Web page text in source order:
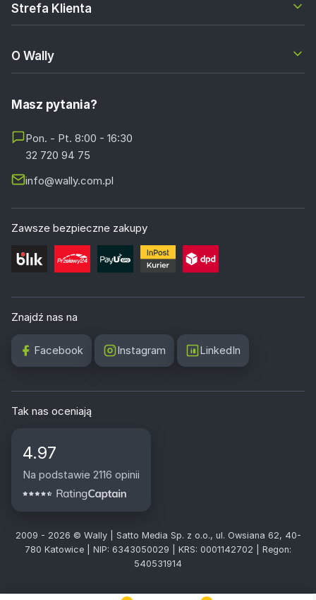
Strefa Klienta
O Wally
Masz pytania?
Pon. - Pt. 8:00 - 16:30
32 720 94 75
info@wally.com.pl
Zawsze bezpieczne zakupy
Znajdź nas na
Facebook Instagram LinkedIn
Tak nas oceniają
4.97
Na podstawie 2116 opinii
2009 - 2026 © Wally | Satto Media Sp. z o.o., ul. Owsiana 62, 40-
780 Katowice | NIP: 6343050029 | KRS: 0001142702 | Regon:
540531914